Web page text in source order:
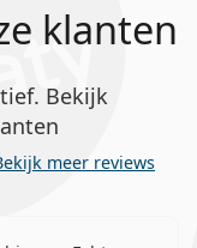
klanten
Bekijk
meer reviews